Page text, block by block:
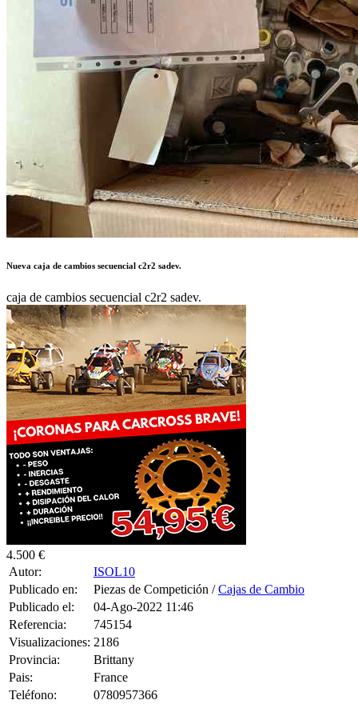
Autor:
Publicado en:
Piezas de Competición /
Publicado el:
04-Ago-2022 11:46
Referencia:
745154
Visualizaciones:
2186
Provincia:
Brittany
Pais:
France
Teléfono:
0780957366
Tag:
T-Shirt,Women